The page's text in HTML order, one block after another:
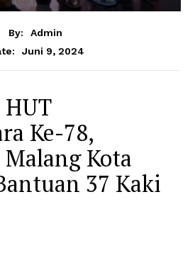
By:
Admin
Juni 9, 2024
Ke-78,
Kota
37 Kaki